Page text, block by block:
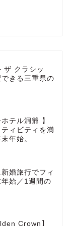
ザ クラシッ
きる三重県の
テル洞爺 】
ィビティを満
年始。
婚旅行でフィ
始／1週間の
Crown】
HOTEL